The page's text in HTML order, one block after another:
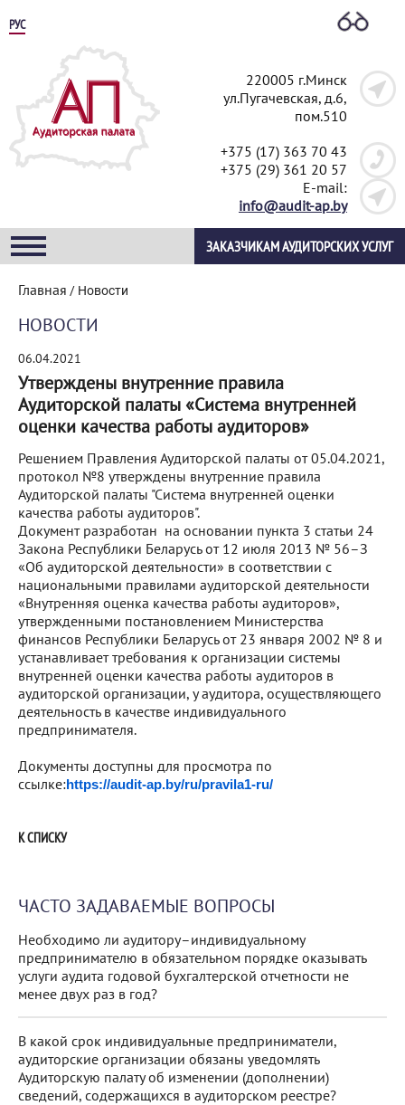
РУС
220005 г.Минск
ул.Пугачевская, д.6,
пом.510
+375 (17) 363 70 43
+375 (29) 361 20 57
E-mail:
info@audit-ap.by
ЗАКАЗЧИКАМ АУДИТОРСКИХ УСЛУГ
Главная / Новости
НОВОСТИ
06.04.2021
Утверждены внутренние правила
Аудиторской палаты «Система внутренней
оценки качества работы аудиторов»
Решением Правления Аудиторской палаты от 05.04.2021,
протокол №8 утверждены внутренние правила
Аудиторской палаты "Система внутренней оценки
качества работы аудиторов".
Документ разработан на основании пункта 3 статьи 24
Закона Республики Беларусь от 12 июля 2013 № 56–З
«Об аудиторской деятельности» в соответствии с
национальными правилами аудиторской деятельности
«Внутренняя оценка качества работы аудиторов»,
утвержденными постановлением Министерства
финансов Республики Беларусь от 23 января 2002 № 8 и
устанавливает требования к организации системы
внутренней оценки качества работы аудиторов в
аудиторской организации, у аудитора, осуществляющего
деятельность в качестве индивидуального
предпринимателя.
Документы доступны для просмотра по
ссылке:https://audit-ap.by/ru/pravila1-ru/
К СПИСКУ
ЧАСТО ЗАДАВАЕМЫЕ ВОПРОСЫ
Необходимо ли аудитору–индивидуальному
предпринимателю в обязательном порядке оказывать
услуги аудита годовой бухгалтерской отчетности не
менее двух раз в год?
В какой срок индивидуальные предприниматели,
аудиторские организации обязаны уведомлять
Аудиторскую палату об изменении (дополнении)
сведений, содержащихся в аудиторском реестре?